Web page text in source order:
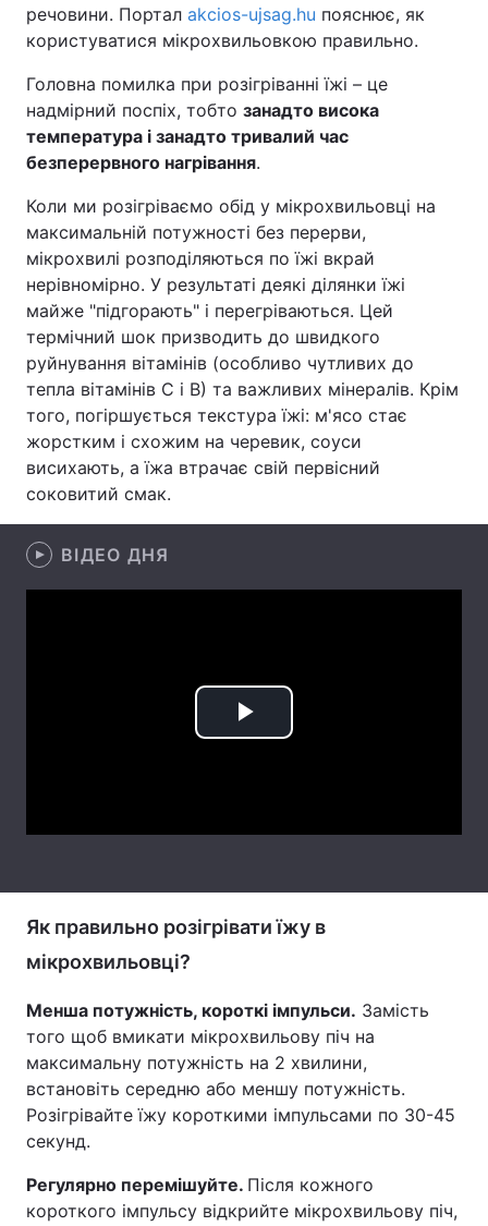
Техно і зв'язок Лайт
Зброя Інциденти
Здоров'я Туризм
Цікавинки
Регіони
Лонгріди
Відео з Youtube Статті
Інтерв'ю Думки
Архів
Контакти
Послуги
речовини. Портал akcios-ujsag.hu пояснює, як
користуватися мікрохвильовкою правильно.
Головна помилка при розігріванні їжі – це
надмірний поспіх, тобто занадто висока
температура і занадто тривалий час
безперервного нагрівання.
Коли ми розігріваємо обід у мікрохвильовці на
максимальній потужності без перерви,
мікрохвилі розподіляються по їжі вкрай
нерівномірно. У результаті деякі ділянки їжі
майже "підгорають" і перегріваються. Цей
термічний шок призводить до швидкого
руйнування вітамінів (особливо чутливих до
тепла вітамінів С і В) та важливих мінералів. Крім
того, погіршується текстура їжі: м'ясо стає
жорстким і схожим на черевик, соуси
висихають, а їжа втрачає свій первісний
соковитий смак.
ВІДЕО ДНЯ
Play
Як правильно розігрівати їжу в
мікрохвильовці?
Менша потужність, короткі імпульси. Замість
того щоб вмикати мікрохвильову піч на
максимальну потужність на 2 хвилини,
встановіть середню або меншу потужність.
Розігрівайте їжу короткими імпульсами по 30-45
секунд.
Регулярно перемішуйте. Після кожного
короткого імпульсу відкрийте мікрохвильову піч,